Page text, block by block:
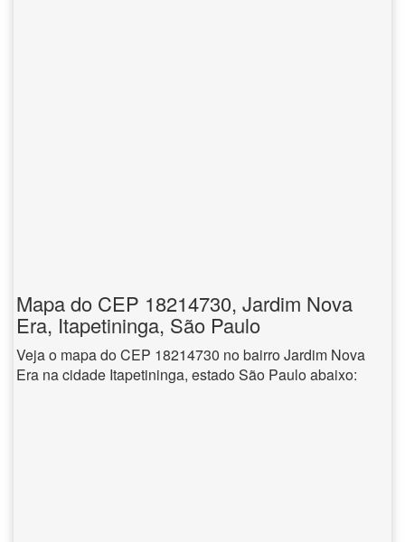
Mapa do CEP 18214730, Jardim Nova
Era, Itapetininga, São Paulo
Veja o mapa do CEP 18214730 no bairro Jardim Nova
Era na cidade Itapetininga, estado São Paulo abaixo: